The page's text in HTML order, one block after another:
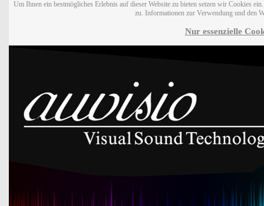
Um Ihnen ein bestmögliches Erlebnis auf dieser Website zu bieten setzen wir Cookies
zu. Informationen zur Verwendung und den
Nur essenzielle